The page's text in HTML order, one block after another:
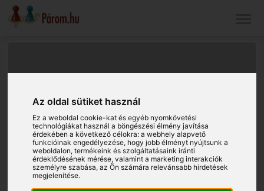
Az oldal sütiket használ
Ez a weboldal cookie-kat és egyéb nyomkövetési
technológiákat használ a böngészési élmény javítása
érdekében a következő célokra:a webhely alapvető
funkcióinak engedélyezése, hogy jobb élményt nyújtsunk a
weboldalon,termékeink és szolgáltatásaink iránti
érdeklődésének mérése, valamint a marketing interakciók
személyre szabása,az Ön számára relevánsabb hirdetések
megjelenítése.